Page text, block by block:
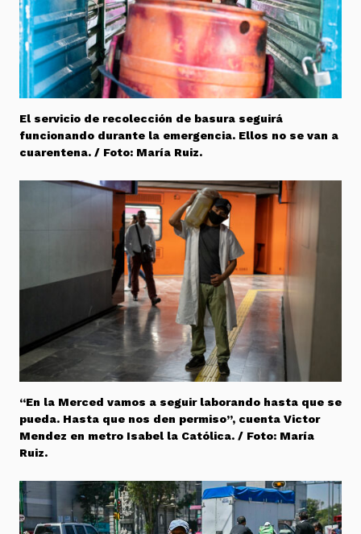
El servicio de recolección de basura seguirá
funcionando durante la emergencia. Ellos no se van a
cuarentena. / Foto: María Ruiz.
“En la Merced vamos a seguir laborando hasta que se
pueda. Hasta que nos den permiso”, cuenta Victor
Mendez en metro Isabel la Católica. / Foto: María
Ruiz.